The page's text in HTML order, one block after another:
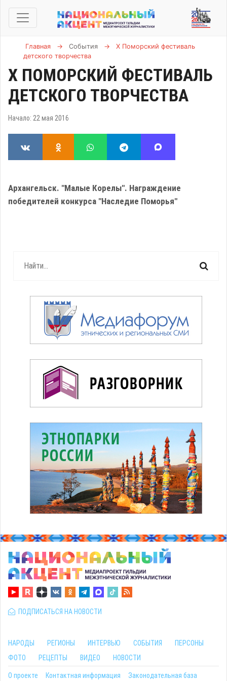
Главная → События →
X Поморский фестиваль
детского творчества
X ПОМОРСКИЙ ФЕСТИВАЛЬ
ДЕТСКОГО ТВОРЧЕСТВА
Начало: 22 мая 2016
Архангельск. "Малые Корелы". Награждение
победителей конкурса "Наследие Поморья"
ПОДПИСАТЬСЯ НА НОВОСТИ
НАРОДЫ РЕГИОНЫ ИНТЕРВЬЮ СОБЫТИЯ
ПЕРСОНЫ
ФОТО
РЕЦЕПТЫ ВИДЕО НОВОСТИ
О проекте Контактная информация Законодательная база